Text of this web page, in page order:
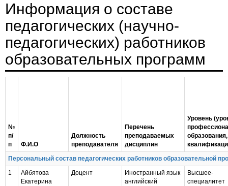
Информация о составе
педагогических (научно-
педагогических) работников
образовательных программ
№
п/
п
Ф.И.О
Должность
преподавателя
Перечень
преподаваемых
дисциплин
Уровень
образования,
Персональный состав педагогических работников образовательной
1
Айбятова
Екатерина
Доцент
Иностранный язык
английский
Высшее-
специалитет